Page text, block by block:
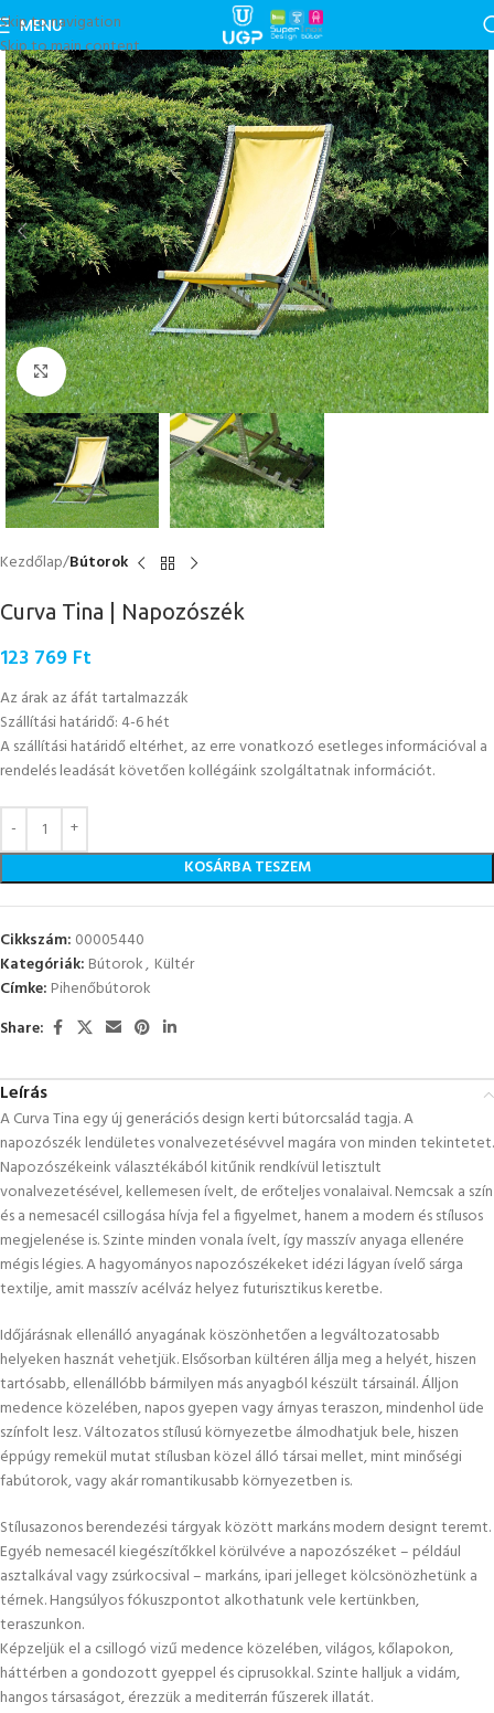
Skip to navigation
Skip to main content
MENU
Nagyítás
Kezdőlap Bútorok
Curva Tina | Napozószék
123 769 Ft
Az árak az áfát tartalmazzák
Szállítási határidő: 4-6 hét
A szállítási határidő eltérhet, az erre vonatkozó esetleges információval a
rendelés leadását követően kollégáink szolgáltatnak információt.
KOSÁRBA TESZEM
Cikkszám: 00005440
Kategóriák: Bútorok, Kültér
Címke: Pihenőbútorok
Share:
Leírás
A Curva Tina egy új generációs design kerti bútorcsalád tagja. A
napozószék lendületes vonalvezetésévvel magára von minden tekintetet.
Napozószékeink választékából kitűnik rendkívül letisztult
vonalvezetésével, kellemesen ívelt, de erőteljes vonalaival. Nemcsak a szín
és a nemesacél csillogása hívja fel a figyelmet, hanem a modern és stílusos
megjelenése is. Szinte minden vonala ívelt, így masszív anyaga ellenére
mégis légies. A hagyományos napozószékeket idézi lágyan ívelő sárga
textilje, amit masszív acélváz helyez futurisztikus keretbe.
Időjárásnak ellenálló anyagának köszönhetően a legváltozatosabb
helyeken hasznát vehetjük. Elsősorban kültéren állja meg a helyét, hiszen
tartósabb, ellenállóbb bármilyen más anyagból készült társainál. Álljon
medence közelében, napos gyepen vagy árnyas teraszon, mindenhol üde
színfolt lesz. Változatos stílusú környezetbe álmodhatjuk bele, hiszen
éppúgy remekül mutat stílusban közel álló társai mellet, mint minőségi
fabútorok, vagy akár romantikusabb környezetben is.
Stílusazonos berendezési tárgyak között markáns modern designt teremt.
Egyéb nemesacél kiegészítőkkel körülvéve a napozószéket – például
asztalkával vagy zsúrkocsival – markáns, ipari jelleget kölcsönözhetünk a
térnek. Hangsúlyos fókuszpontot alkothatunk vele kertünkben,
teraszunkon.
Képzeljük el a csillogó vizű medence közelében, világos, kőlapokon,
háttérben a gondozott gyeppel és ciprusokkal. Szinte halljuk a vidám,
hangos társaságot, érezzük a mediterrán fűszerek illatát.